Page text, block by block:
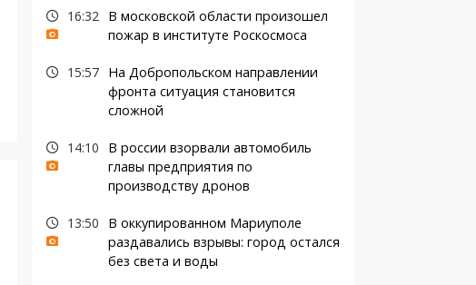
16:32
В московской области произошел
пожар в институте Роскосмоса
15:57
На Добропольском направлении
фронта ситуация становится
сложной
14:10
В россии взорвали автомобиль
главы предприятия по
производству дронов
13:50
В оккупированном Мариуполе
раздавались взрывы: город остался
без света и воды